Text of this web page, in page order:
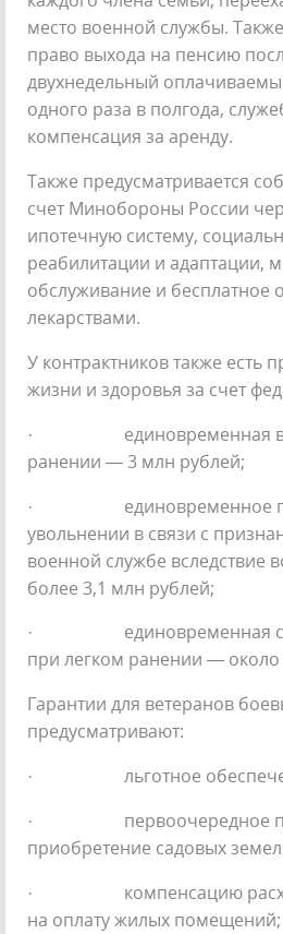
место военной службы.
право выхода на пенсию
двухнедельный
одного раза в полгода,
компенсация за аренду.
Также предусматривается
счет Минобороны России
ипотечную систему,
реабилитации и адаптации,
обслуживание и бесплатное
лекарствами.
У контрактников также есть
жизни и здоровья за счет
· единовременная
ранении — 3 млн рублей;
· единовременное
увольнении в связи с
военной службе вследствие
более 3,1 млн рублей;
· единовременная
при легком ранении — около
Гарантии для ветеранов
предусматривают:
· льготное
· первоочередное
приобретение садовых
· компенсацию
на оплату жилых помещений;